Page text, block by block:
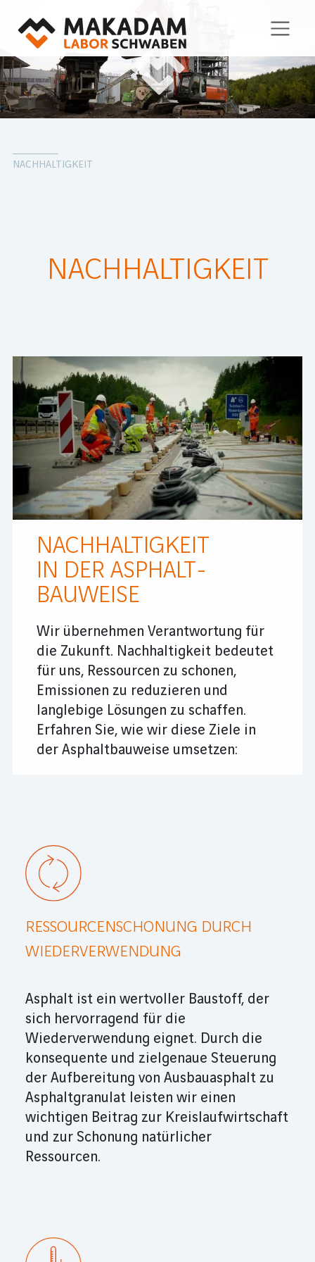
NACHHALTIGKEIT
NACHHALTIGKEIT
NACHHALTIGKEIT
IN DER ASPHALT­­­
BAUWEISE
Wir übernehmen Verantwortung für
die Zukunft. Nachhaltigkeit bedeutet
für uns, Ressourcen zu schonen,
Emissionen zu redu­zieren und
langlebige Lösungen zu schaffen.
Erfahren Sie, wie wir diese Ziele in
der Asphaltbauweise umsetzen:
RESSOURCENSCHONUNG DURCH
WIEDERVERWENDUNG
Asphalt ist ein wertvoller Baustoff, der
sich hervorragend für die
Wiederverwendung eignet. Durch die
konsequente und zielgenaue Steuerung
der Aufbereitung von Aus­bau­asphalt zu
Asphaltgranulat leisten wir einen
wichtigen Beitrag zur Kreis­lauf­wirtschaft
und zur Schonung natür­licher
Ressourcen.